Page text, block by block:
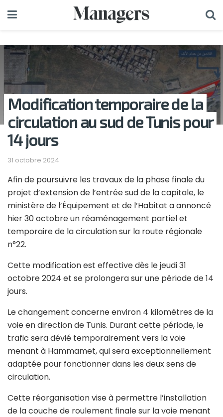
Modification temporaire de la
circulation au sud de Tunis pour
14 jours
31 octobre 2024
Afin de poursuivre les travaux de la phase finale du
projet d’extension de l’entrée sud de la capitale, le
ministère de l’Équipement et de l’Habitat a annoncé
hier 30 octobre un réaménagement partiel et
temporaire de la circulation sur la route régionale
n°22.
Cette modification est effective dès le jeudi 31
octobre 2024 et se prolongera sur une période de 14
jours.
Le changement concerne environ 4 kilomètres de la
voie en direction de Tunis. Durant cette période, le
trafic sera dévié temporairement vers la voie
menant à Hammamet, qui sera exceptionnellement
adaptée pour fonctionner dans les deux sens de
circulation.
Cette réorganisation vise à permettre l’installation
de la couche de roulement finale sur la voie menant